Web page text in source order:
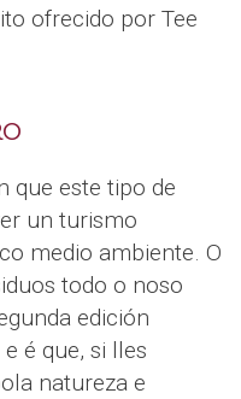
ofrecido por Tee
que este tipo de
un turismo
medio ambiente. O
todo o noso
edición
é que, si lles
natureza e